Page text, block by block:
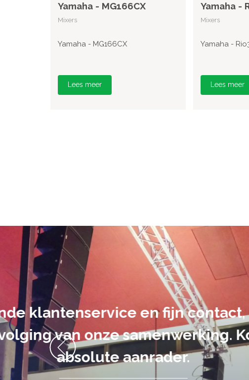
Yamaha - MG166CX
Mixers
Yamaha - MG166CX
Lees meer
Yamaha -
Mixers
Yamaha -
Lees meer
De
volledig uit